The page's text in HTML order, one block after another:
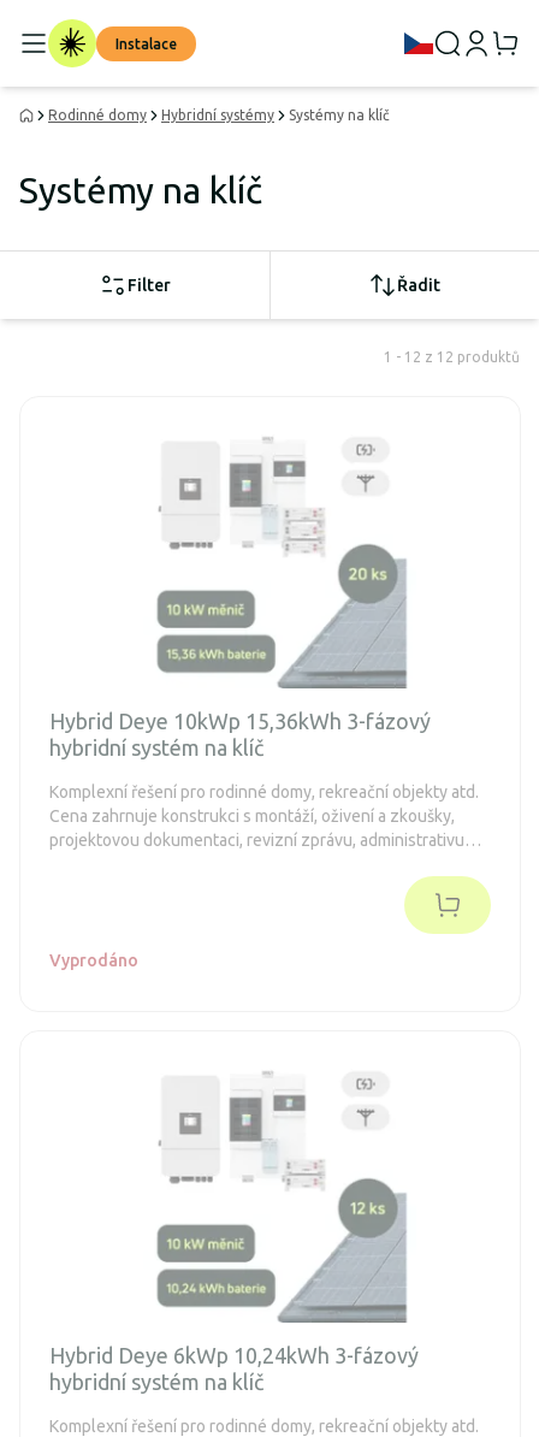
Instalace
Rodinné domy Hybridní systémy Systémy na klíč
Systémy na klíč
Filter Řadit
1 - 12 z 12 produktů
Hybrid Deye 10kWp 15,36kWh 3-fázový
hybridní systém na klíč
Komplexní řešení pro rodinné domy, rekreační objekty atd.
Cena zahrnuje konstrukci s montáží, oživení a zkoušky,
projektovou dokumentaci, revizní zprávu, administrativu
Vyprodáno
Hybrid Deye 6kWp 10,24kWh 3-fázový
hybridní systém na klíč
Komplexní řešení pro rodinné domy, rekreační objekty atd.